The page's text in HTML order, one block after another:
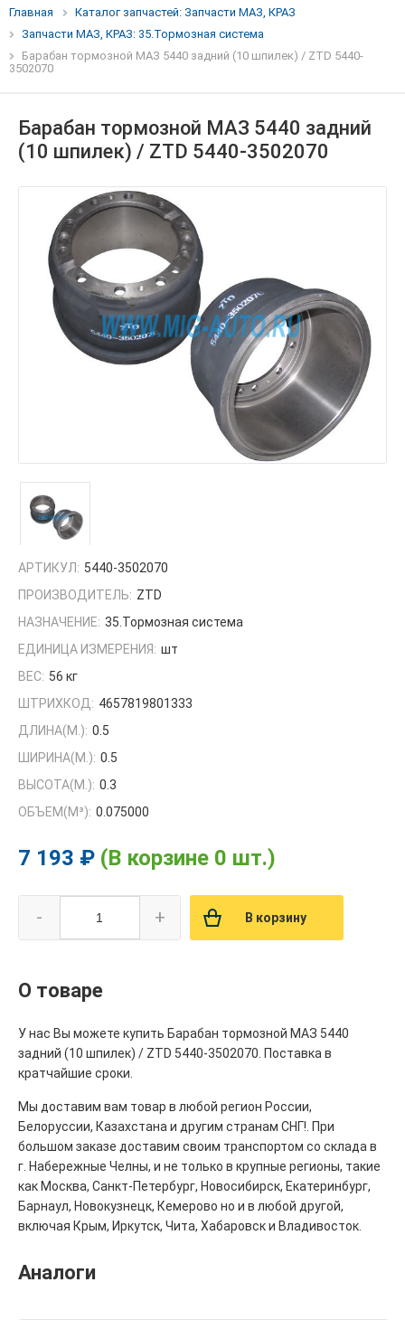
Главная
Каталог запчастей: Запчасти МАЗ, КРАЗ
Запчасти МАЗ, КРАЗ: 35.Тормозная система
Барабан тормозной МАЗ 5440 задний (10 шпилек) / ZTD 5440-
3502070
Барабан тормозной МАЗ 5440 задний
(10 шпилек) / ZTD 5440-3502070
АРТИКУЛ: 5440-3502070
ПРОИЗВОДИТЕЛЬ: ZTD
НАЗНАЧЕНИЕ: 35.Тормозная система
ЕДИНИЦА ИЗМЕРЕНИЯ: шт
ВЕС: 56 кг
ШТРИХКОД: 4657819801333
ДЛИНА(М.): 0.5
ШИРИНА(М.): 0.5
ВЫСОТА(М.): 0.3
ОБЪЕМ(M³): 0.075000
7 193 ₽ (В корзине 0 шт.)
- + В корзину
О товаре
У нас Вы можете купить Барабан тормозной МАЗ 5440
задний (10 шпилек) / ZTD 5440-3502070. Поставка в
кратчайшие сроки.
Мы доставим вам товар в любой регион России,
Белоруссии, Казахстана и другим странам СНГ!. При
большом заказе доставим своим транспортом со склада в
г. Набережные Челны, и не только в крупные регионы, такие
как Москва, Санкт-Петербург, Новосибирск, Екатеринбург,
Барнаул, Новокузнецк, Кемерово но и в любой другой,
включая Крым, Иркутск, Чита, Хабаровск и Владивосток.
Аналоги